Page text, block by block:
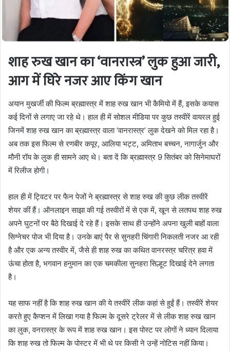
शाह रुख खान का ‘वानरास्त्र’ लुक हुआ जारी,
आग में घिरे नजर आए किंग खान
अयान मुखर्जी की फिल्म ब्रह्मास्त्र में शाह रुख खान भी कैमियो में हैं, इसके कयास
कई दिनों से लगाए जा रहे थे। हाल ही में सोशल मीडिया पर कुछ तस्वीरें वायरल हुई
जिनमें शाह रुख खान का ब्रह्मास्त्र वाला ‘वानरास्त्र’ लुक देखने को मिल रहा है।
अब तक इस फिल्म से रणबीर कपूर, आलिया भट्ट, अमिताभ बच्चन, नागार्जुन और
मौनी रॉय के लुक ही सामने आए थे। बता दें कि ब्रह्मास्त्र 9 सितंबर को सिनेमाघरों
में रिलीज होगी।
हाल ही में ट्विटर पर फैन पेजों ने ब्रह्मास्त्र से शाह रुख की कुछ लीक तस्वीरें
शेयर कीं हैं। ऑनलाइन साझा की गई तस्वीरों में से एक में, खून से लतपथ शाह रुख
अपने घुटनों पर बैठे दिखाई दे रहे हैं। इसके साथ ही उन्होंने अपना खुली बाहों वाला
सिग्नेचर पोज भी दिया है। उनके बाएं पैर से सुनहरी चिंगारी निकलती नजर आ रही
है और एक अन्य तस्वीर में, जैसे ही शाह रुख का कथित वानरस्त्र चरित्र हवा में
ऊंचा होता है, भगवान हनुमान का एक चमकीला सुनहरा सिल्हूट दिखाई देने लगता
है।
यह साफ नहीं है कि शाह रुख खान की ये तस्वीरें लीक कहां से हुईं हैं। तस्वीरें शेयर
करते हुए कैप्शन में लिखा गया है फिल्म के दूसरे ट्रेलर में से लीक शाह रुख खान
का लुक, वनरास्त्र के रूप में शाह रुख खान। इस पोस्ट पर लोगों ने ध्यान दिलाया
कि शाह रुख तो फिल्म के पोस्टर में भी थे पर किसी ने उन्हें नोटिस नहीं किया।